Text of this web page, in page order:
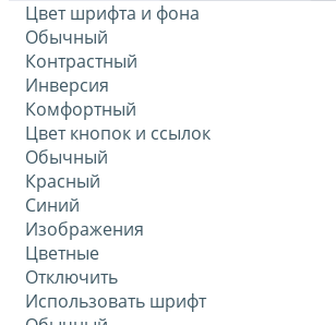
Цвет шрифта и фона
Обычный
Контрастный
Инверсия
Комфортный
Цвет кнопок и ссылок
Обычный
Красный
Синий
Изображения
Цветные
Отключить
Использовать шрифт